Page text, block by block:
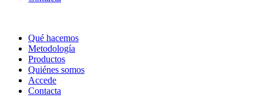
Qué hacemos
Metodología
Productos
Quiénes somos
Accede
Contacta